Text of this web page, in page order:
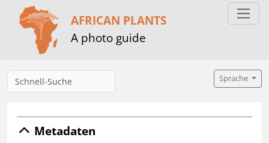
AFRICAN PLANTS
A photo guide
Sprache
Metadaten